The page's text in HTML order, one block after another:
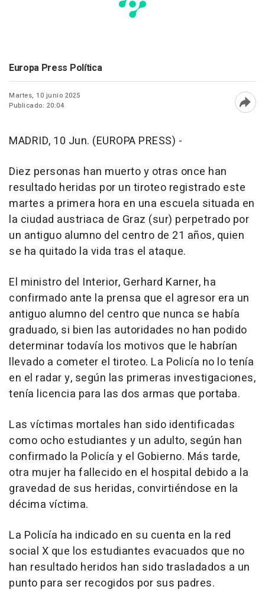
Europa Press Política
Martes, 10 junio 2025
Publicado: 20:04
MADRID, 10 Jun. (EUROPA PRESS) -
Diez personas han muerto y otras once han
resultado heridas por un tiroteo registrado este
martes a primera hora en una escuela situada en
la ciudad austriaca de Graz (sur) perpetrado por
un antiguo alumno del centro de 21 años, quien
se ha quitado la vida tras el ataque.
El ministro del Interior, Gerhard Karner, ha
confirmado ante la prensa que el agresor era un
antiguo alumno del centro que nunca se había
graduado, si bien las autoridades no han podido
determinar todavía los motivos que le habrían
llevado a cometer el tiroteo. La Policía no lo tenía
en el radar y, según las primeras investigaciones,
tenía licencia para las dos armas que portaba.
Las víctimas mortales han sido identificadas
como ocho estudiantes y un adulto, según han
confirmado la Policía y el Gobierno. Más tarde,
otra mujer ha fallecido en el hospital debido a la
gravedad de sus heridas, convirtiéndose en la
décima víctima.
La Policía ha indicado en su cuenta en la red
social X que los estudiantes evacuados que no
han resultado heridos han sido trasladados a un
punto para ser recogidos por sus padres.